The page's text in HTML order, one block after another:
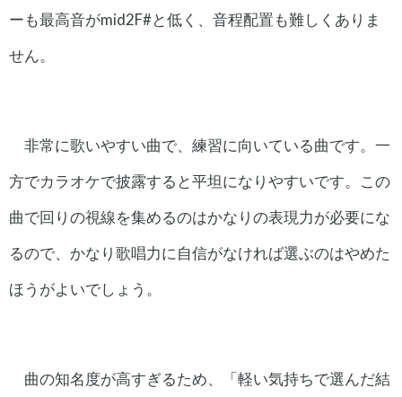
ーも最高音がmid2F#と低く、音程配置も難しくありま
せん。
非常に歌いやすい曲で、練習に向いている曲です。一
方でカラオケで披露すると平坦になりやすいです。この
曲で回りの視線を集めるのはかなりの表現力が必要にな
るので、かなり歌唱力に自信がなければ選ぶのはやめた
ほうがよいでしょう。
曲の知名度が高すぎるため、「軽い気持ちで選んだ結